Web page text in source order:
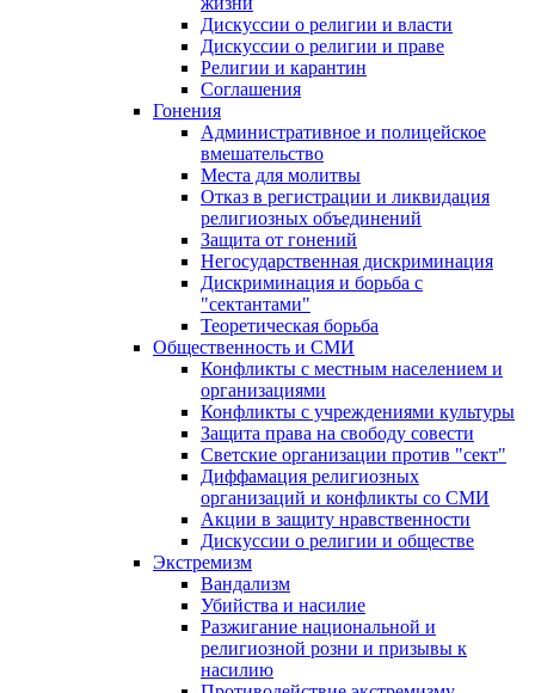
Дискуссии о религии и власти
Дискуссии о религии и праве
Религии и карантин
Соглашения
Гонения
Административное и полицейское
вмешательство
Места для молитвы
Отказ в регистрации и ликвидация
религиозных объединений
Защита от гонений
Негосударственная дискриминация
Дискриминация и борьба с
"сектантами"
Теоретическая борьба
Общественность и СМИ
Конфликты с местным населением и
организациями
Конфликты с учреждениями культуры
Защита права на свободу совести
Светские организации против "сект"
Диффамация религиозных
организаций и конфликты со СМИ
Акции в защиту нравственности
Дискуссии о религии и обществе
Экстремизм
Вандализм
Убийства и насилие
Разжигание национальной и
религиозной розни и призывы к
насилию